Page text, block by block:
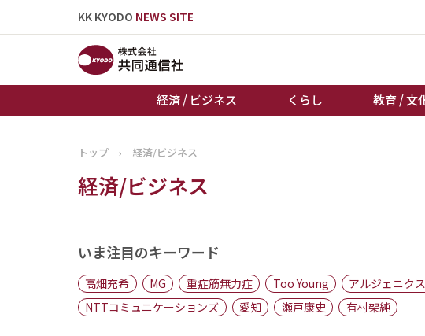
KK KYODO NEWS SITE
経済 / ビジネス くらし 教育 / 文
トップページ
お知らせ
地域
キーパーソン
トップ › 経済/ビジネス
経済/ビジネス
いま注目のキーワード
高畑充希 MG 重症筋無力症 Too Young アルジェニク
NTTコミュニケーションズ
愛知 瀬戸康史
有村架純